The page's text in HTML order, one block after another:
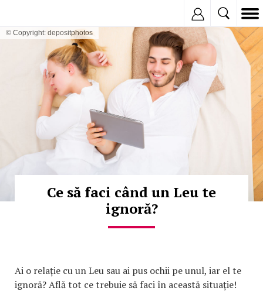
© Copyright: depositphotos
Ce să faci când un Leu te
ignoră?
Ai o relație cu un Leu sau ai pus ochii pe unul, iar el te
ignoră? Află tot ce trebuie să faci în această situație!